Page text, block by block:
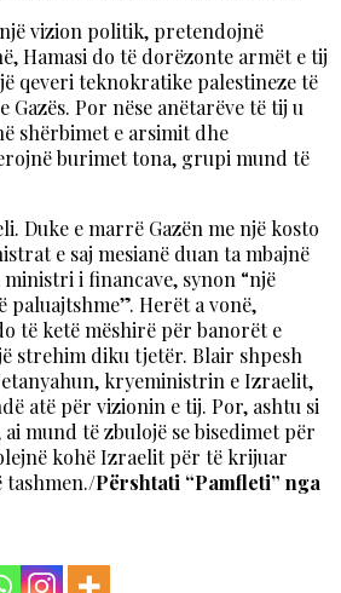
vizion politik, pretendojnë
Hamasi do të dorëzonte armët e tij
qeveri teknokratike palestineze të
Por nëse anëtarëve të tij u
shërbimet e arsimit dhe
burimet tona, grupi mund të
Duke e marrë Gazën me një kosto
e saj mesianë duan ta mbajnë
i financave, synon “një
paluajtshme”. Herët a vonë,
të ketë mëshirë për banorët e
strehim diku tjetër. Blair shpesh
kryeministrin e Izraelit,
atë për vizionin e tij. Por, ashtu si
mund të zbulojë se bisedimet për
kohë Izraelit për të krijuar
tashmen./Përshtati “Pamfleti” nga